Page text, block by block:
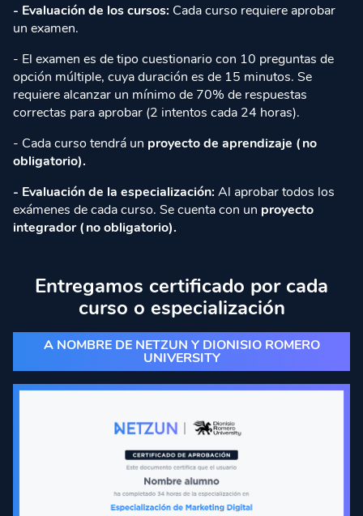
- Evaluación de los cursos: Cada curso requiere aprobar
un examen.
- El examen es de tipo cuestionario con 10 preguntas de
opción múltiple, cuya duración es de 15 minutos. Se
requiere alcanzar un mínimo de 70% de respuestas
correctas para aprobar (2 intentos cada 24 horas).
- Cada curso tendrá un proyecto de aprendizaje (no
obligatorio).
- Evaluación de la especialización: Al aprobar todos los
exámenes de cada curso. Se cuenta con un proyecto
integrador (no obligatorio).
Entregamos certificado por cada
curso o especialización
A NOMBRE DE NETZUN Y DIONISIO ROMERO
UNIVERSITY